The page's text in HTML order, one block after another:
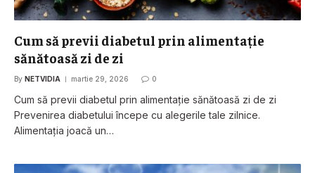
Cum să previi diabetul prin alimentație
sănătoasă zi de zi
By NETVIDIA martie 29, 2026 0
Cum să previi diabetul prin alimentație sănătoasă zi de zi
Prevenirea diabetului începe cu alegerile tale zilnice.
Alimentația joacă un…